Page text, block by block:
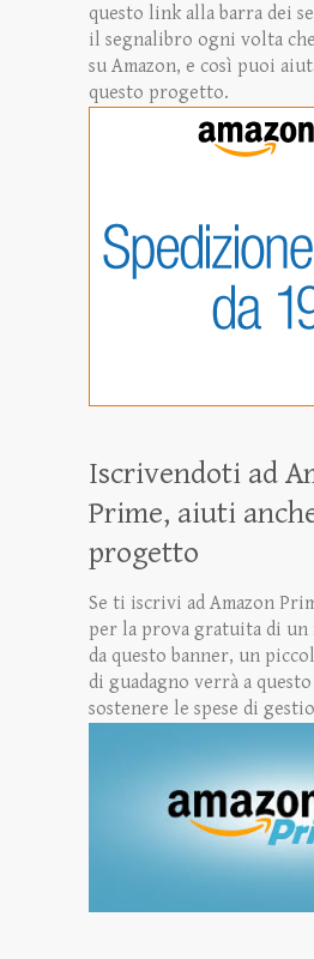
questo link alla barra dei
il segnalibro ogni volta
su Amazon, e così puoi
questo progetto.
Iscrivendoti ad
Prime, aiuti
progetto
Se ti iscrivi ad Amazon
per la prova gratuita di un
da questo banner, un
di guadagno verrà a
sostenere le spese di